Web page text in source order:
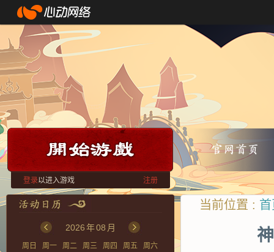
登录以进入游戏 注册
2026年08 月
周日 周一 周二 周三 周四 周五
周六
当前位置 :